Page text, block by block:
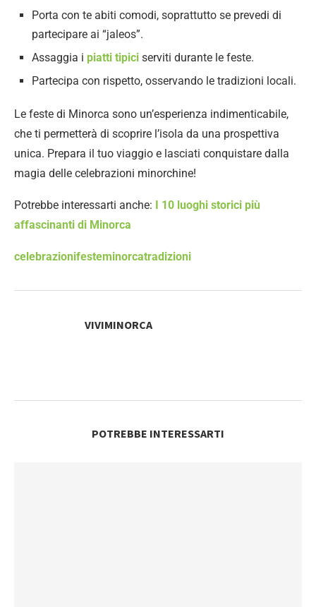
Porta con te abiti comodi, soprattutto se prevedi di
partecipare ai “jaleos”.
Assaggia i piatti tipici serviti durante le feste.
Partecipa con rispetto, osservando le tradizioni locali.
Le feste di Minorca sono un’esperienza indimenticabile,
che ti permetterà di scoprire l’isola da una prospettiva
unica. Prepara il tuo viaggio e lasciati conquistare dalla
magia delle celebrazioni minorchine!
Potrebbe interessarti anche: I 10 luoghi storici più
affascinanti di Minorca
celebrazionifesteminorcatradizioni
VIVIMINORCA
POTREBBE INTERESSARTI